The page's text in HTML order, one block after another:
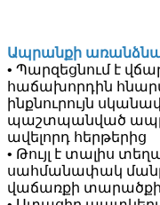
Ապրանքի
• Պարզեցնում է
հաճախորդին
ինքնուրույն
պաշտպանված
ավելորդ հերթերից
• Թույլ է տալիս
սահմանափակ
վաճառքի տարածքի